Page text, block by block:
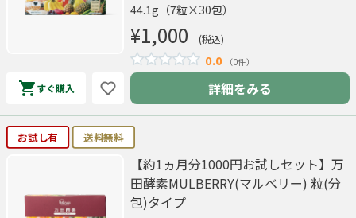
44.1g（7粒×30包）
¥1,000 (税込)
0.0 （0件）
すぐ購入 詳細をみる
お試し有 送料無料
【約1ヵ月分1000円お試しセット】万
田酵素MULBERRY(マルベリー) 粒(分
包)タイプ